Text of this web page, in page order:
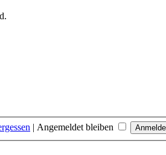
| Angemeldet bleiben